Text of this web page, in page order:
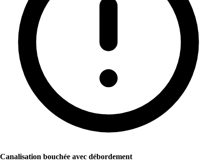
Canalisation bouchée avec débordement